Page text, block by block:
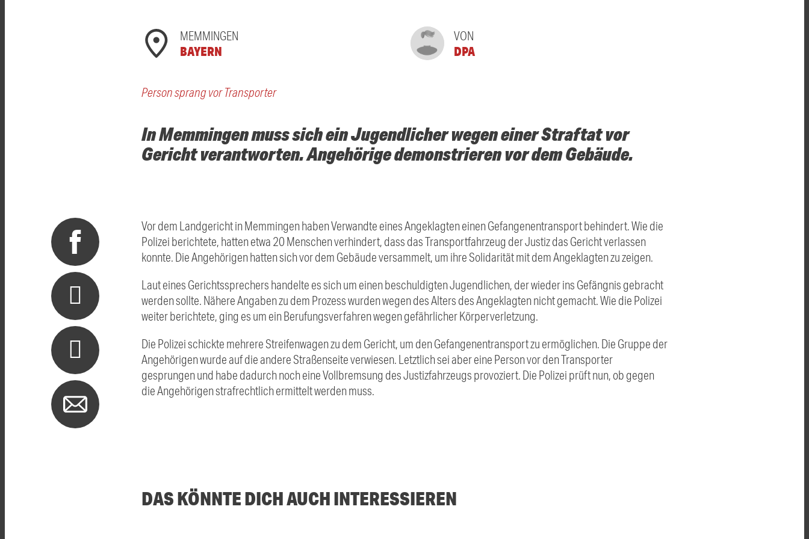
MEMMINGEN
BAYERN
VON
DPA
Person sprang vor Transporter
In Memmingen muss sich ein Jugendlicher wegen einer Straftat vor
Gericht verantworten. Angehörige demonstrieren vor dem Gebäude.
Vor dem Landgericht in Memmingen haben Verwandte eines Angeklagten einen Gefangenentransport behindert. Wie die
Polizei berichtete, hatten etwa 20 Menschen verhindert, dass das Transportfahrzeug der Justiz das Gericht verlassen
konnte. Die Angehörigen hatten sich vor dem Gebäude versammelt, um ihre Solidarität mit dem Angeklagten zu zeigen.
Laut eines Gerichtssprechers handelte es sich um einen beschuldigten Jugendlichen, der wieder ins Gefängnis gebracht
werden sollte. Nähere Angaben zu dem Prozess wurden wegen des Alters des Angeklagten nicht gemacht. Wie die Polizei
weiter berichtete, ging es um ein Berufungsverfahren wegen gefährlicher Körperverletzung.
Die Polizei schickte mehrere Streifenwagen zu dem Gericht, um den Gefangenentransport zu ermöglichen. Die Gruppe der
Angehörigen wurde auf die andere Straßenseite verwiesen. Letztlich sei aber eine Person vor den Transporter
gesprungen und habe dadurch noch eine Vollbremsung des Justizfahrzeugs provoziert. Die Polizei prüft nun, ob gegen
die Angehörigen strafrechtlich ermittelt werden muss.
DAS KÖNNTE DICH AUCH INTERESSIEREN